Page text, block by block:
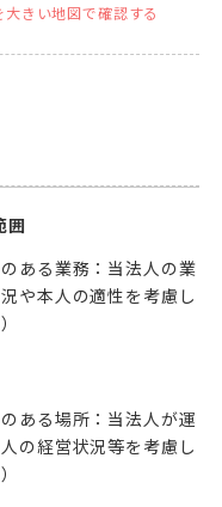
きい地図で確認する
囲
ある業務：当法人の業
や本人の適性を考慮し
ある場所：当法人が運
の経営状況等を考慮し